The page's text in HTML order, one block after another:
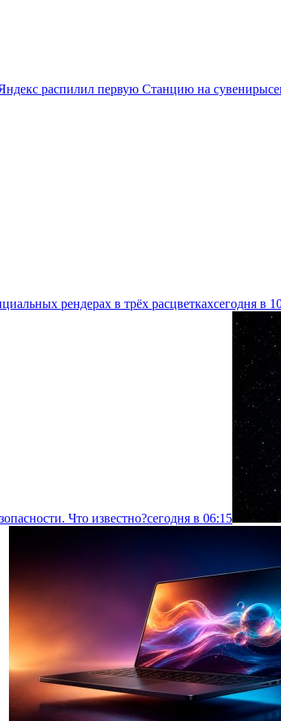
распилил первую Станцию на сувениры
рендерах в трёх расцветкахсегодня в
Что известно?сегодня в 06:15